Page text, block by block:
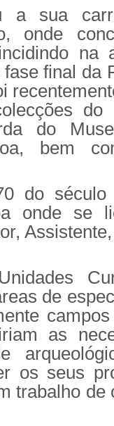
a sua
onde
na
final da
do
do
bem
do
onde se
de
as
os seus
trabalho